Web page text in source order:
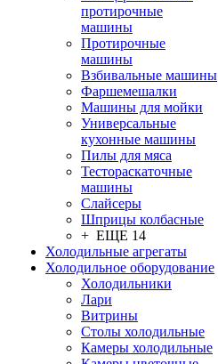
протирочные
машины
Протирочные
машины
Взбивальные машины
Фаршемешалки
Машины для мойки
Универсальные
кухонные машины
Пилы для мяса
Тестораскаточные
машины
Слайсеры
Шприцы колбасные
+ ЕЩЕ 14
Холодильные агрегаты
Холодильное оборудование
Холодильники
Лари
Витрины
Столы холодильные
Камеры холодильные